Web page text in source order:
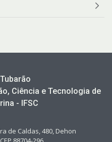
Ciência e Tecnologia de
- IFSC
de Caldas, 480, Dehon